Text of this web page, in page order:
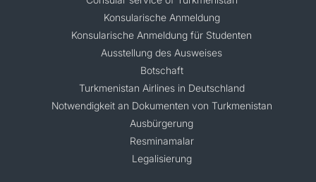
Konsularische Anmeldung
Konsularische Anmeldung für Studenten
Ausstellung des Ausweises
Botschaft
Turkmenistan Airlines in Deutschland
Notwendigkeit an Dokumenten von Turkmenistan
Ausbürgerung
Resminamalar
Legalisierung